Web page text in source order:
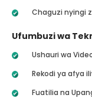
Chaguzi nyingi
Ufumbuzi wa
Ushauri wa
Rekodi ya afya
Fuatilia na